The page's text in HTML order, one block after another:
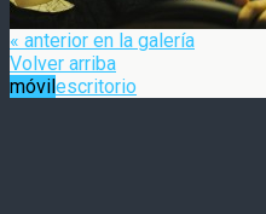
« anterior en la galería
Volver arriba
móvilescritorio